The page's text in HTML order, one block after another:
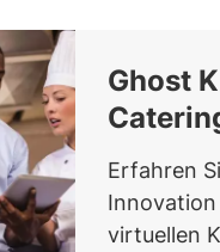
Ghost
Erfahren
Innovation
virtuellen